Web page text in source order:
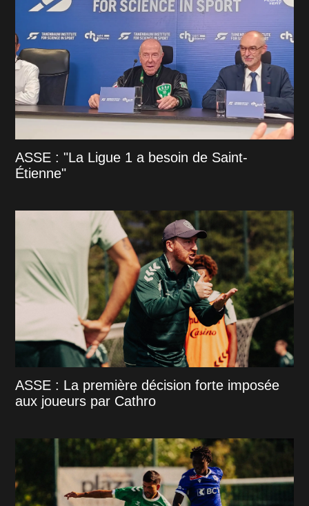
ASSE : "La Ligue 1 a besoin de Saint-
Étienne"
ASSE : La première décision forte imposée
aux joueurs par Cathro